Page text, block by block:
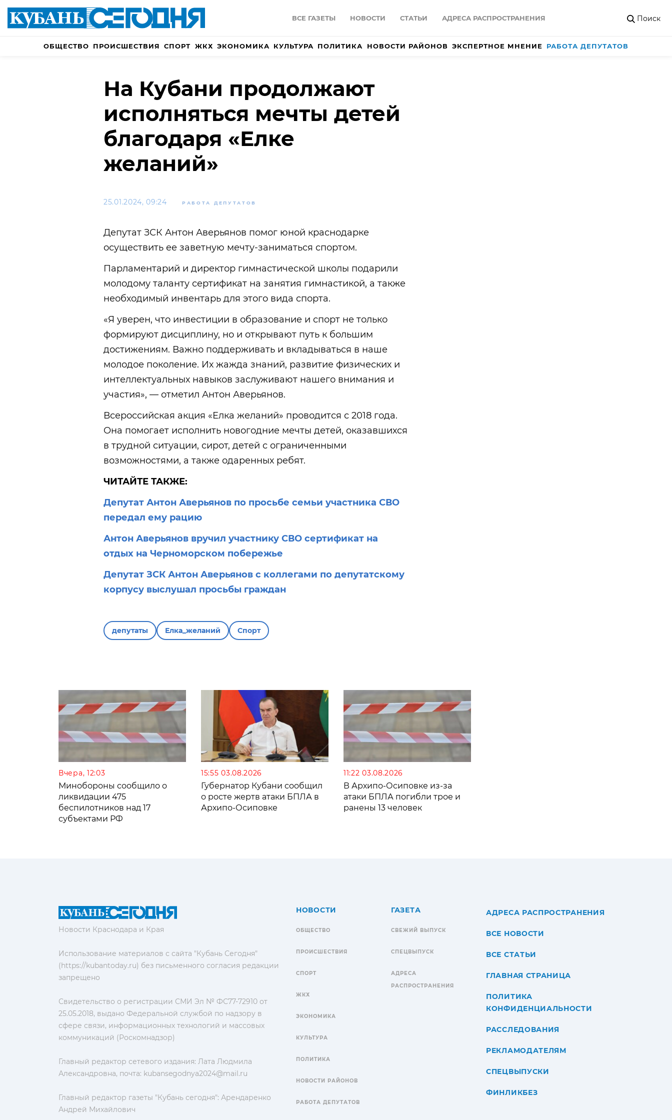
ВСЕ ГАЗЕТЫ НОВОСТИ СТАТЬИ АДРЕСА РАСПРОСТРАНЕНИЯ Поиск
ОБЩЕСТВО ПРОИСШЕСТВИЯ СПОРТ ЖКХ ЭКОНОМИКА КУЛЬТУРА ПОЛИТИКА НОВОСТИ РАЙОНОВ ЭКСПЕРТНОЕ МНЕНИЕ РАБОТА ДЕПУТАТОВ
На Кубани продолжают
исполняться мечты детей
благодаря «Елке
желаний»
25.01.2024, 09:24 РАБОТА ДЕПУТАТОВ
Депутат ЗСК Антон Аверьянов помог юной краснодарке
осуществить ее заветную мечту-заниматься спортом.
Парламентарий и директор гимнастической школы подарили
молодому таланту сертификат на занятия гимнастикой, а также
необходимый инвентарь для этого вида спорта.
«Я уверен, что инвестиции в образование и спорт не только
формируют дисциплину, но и открывают путь к большим
достижениям. Важно поддерживать и вкладываться в наше
молодое поколение. Их жажда знаний, развитие физических и
интеллектуальных навыков заслуживают нашего внимания и
участия», — отметил Антон Аверьянов.
Всероссийская акция «Елка желаний» проводится с 2018 года.
Она помогает исполнить новогодние мечты детей, оказавшихся
в трудной ситуации, сирот, детей с ограниченными
возможностями, а также одаренных ребят.
ЧИТАЙТЕ ТАКЖЕ:
Депутат Антон Аверьянов по просьбе семьи участника СВО
передал ему рацию
Антон Аверьянов вручил участнику СВО сертификат на
отдых на Черноморском побережье
Депутат ЗСК Антон Аверьянов с коллегами по депутатскому
корпусу выслушал просьбы граждан
депутаты Елка_желаний Спорт
Вчера, 12:03
Минобороны сообщило о
ликвидации 475
беспилотников над 17
субъектами РФ
15:55 03.08.2026
Губернатор Кубани сообщил
о росте жертв атаки БПЛА в
Архипо-Осиповке
11:22 03.08.2026
В Архипо-Осиповке из-за
атаки БПЛА погибли трое и
ранены 13 человек
Новости Краснодара и Края
Использование материалов с сайта "Кубань Сегодня"
(https://kubantoday.ru) без письменного согласия редакции
запрещено
Свидетельство о регистрации СМИ Эл № ФС77-72910 от
25.05.2018, выдано Федеральной службой по надзору в
сфере связи, информационных технологий и массовых
коммуникаций (Роскомнадзор)
Главный редактор сетевого издания: Лата Людмила
Александровна, почта: kubansegodnya2024@mail.ru
Главный редактор газеты "Кубань сегодня": Арендаренко
Андрей Михайлович
НОВОСТИ
ОБЩЕСТВО
ПРОИСШЕСТВИЯ
СПОРТ
ЖКХ
ЭКОНОМИКА
КУЛЬТУРА
ПОЛИТИКА
НОВОСТИ РАЙОНОВ
РАБОТА ДЕПУТАТОВ
ГАЗЕТА
СВЕЖИЙ ВЫПУСК
СПЕЦВЫПУСК
АДРЕСА
РАСПРОСТРАНЕНИЯ
АДРЕСА РАСПРОСТРАНЕНИЯ
ВСЕ НОВОСТИ
ВСЕ СТАТЬИ
ГЛАВНАЯ СТРАНИЦА
ПОЛИТИКА
КОНФИДЕНЦИАЛЬНОСТИ
РАССЛЕДОВАНИЯ
РЕКЛАМОДАТЕЛЯМ
СПЕЦВЫПУСКИ
ФИНЛИКБЕЗ